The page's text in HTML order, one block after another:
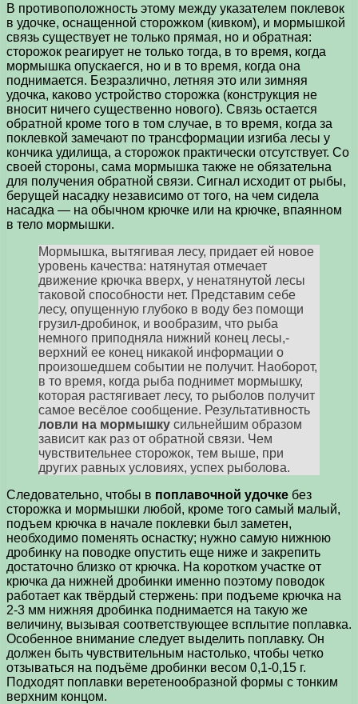
В противоположность этому между указателем поклевок
в удочке, оснащенной сторожком (кивком), и мормышкой
связь существует не только прямая, но и обратная:
сторожок реагирует не только тогда, в то время, когда
мормышка опускаегся, но и в то время, когда она
поднимается. Безразлично, летняя это или зимняя
удочка, каково устройство сторожка (конструкция не
вносит ничего существенно нового). Связь остается
обратной кроме того в том случае, в то время, когда за
поклевкой замечают по трансформации изгиба лесы у
кончика удилища, а сторожок практически отсутствует. Со
своей стороны, сама мормышка также не обязательна
для получения обратной связи. Сигнал исходит от рыбы,
берущей насадку независимо от того, на чем сидела
насадка — на обычном крючке или на крючке, впаянном
в тело мормышки.
Мормышка, вытягивая лесу, придает ей новое
уровень качества: натянутая отмечает
движение крючка вверх, у ненатянутой лесы
таковой способности нет. Представим себе
лесу, опущенную глубоко в воду без помощи
грузил-дробинок, и вообразим, что рыба
немного приподняла нижний конец лесы,-
верхний ее конец никакой информации о
произошедшем событии не получит. Наоборот,
в то время, когда рыба поднимет мормышку,
которая растягивает лесу, то рыболов получит
самое весёлое сообщение. Результативность
ловли на мормышку сильнейшим образом
зависит как раз от обратной связи. Чем
чувствительнее сторожок, тем выше, при
других равных условиях, успех рыболова.
Следовательно, чтобы в поплавочной удочке без
сторожка и мормышки любой, кроме того самый малый,
подъем крючка в начале поклевки был заметен,
необходимо поменять оснастку; нужно самую нижнюю
дробинку на поводке опустить еще ниже и закрепить
достаточно близко от крючка. На коротком участке от
крючка да нижней дробинки именно поэтому поводок
работает как твёрдый стержень: при подъеме крючка на
2-3 мм нижняя дробинка поднимается на такую же
величину, вызывая соответствующее всплытие поплавка.
Особенное внимание следует выделить поплавку. Он
должен быть чувствительным настолько, чтобы четко
отзываться на подъёме дробинки весом 0,1-0,15 г.
Подходят поплавки веретенообразной формы с тонким
верхним концом.